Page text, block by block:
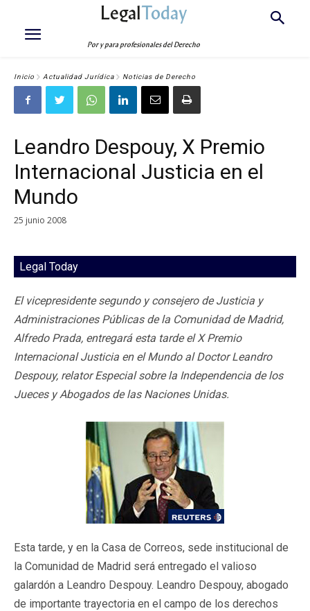
LegalToday
Por y para profesionales del Derecho
Inicio Actualidad Jurídica Noticias de Derecho
Leandro Despouy, X Premio
Internacional Justicia en el
Mundo
25 junio 2008
Legal Today
El vicepresidente segundo y consejero de Justicia y
Administraciones Públicas de la Comunidad de Madrid,
Alfredo Prada, entregará esta tarde el X Premio
Internacional Justicia en el Mundo al Doctor Leandro
Despouy, relator Especial sobre la Independencia de los
Jueces y Abogados de las Naciones Unidas.
Esta tarde, y en la Casa de Correos, sede institucional de
la Comunidad de Madrid será entregado el valioso
galardón a Leandro Despouy. Leandro Despouy, abogado
de importante trayectoria en el campo de los derechos